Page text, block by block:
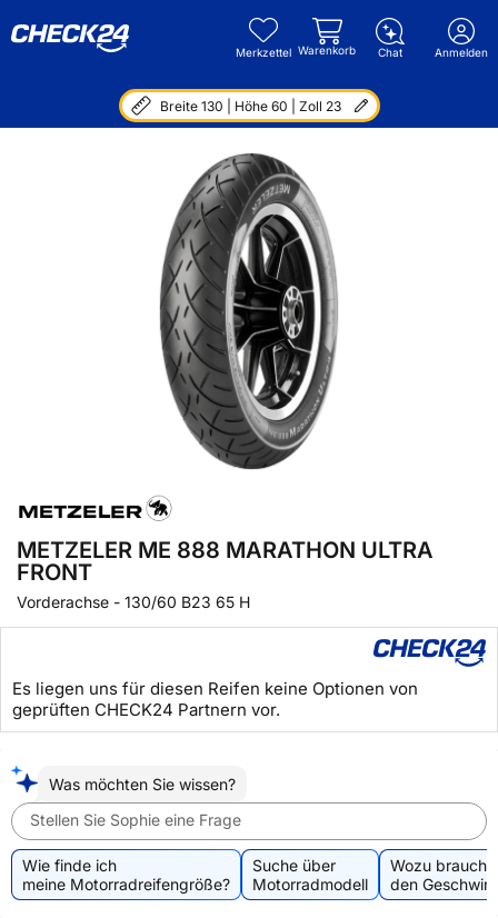
Merkzettel Warenkorb Chat Anmelden
Breite 130 | Höhe 60 | Zoll 23
METZELER ME 888 MARATHON ULTRA
FRONT
Vorderachse - 130/60 B23 65 H
Es liegen uns für diesen Reifen keine Optionen von
geprüften CHECK24 Partnern vor.
Was möchten Sie wissen?
Stellen Sie Sophie eine Frage
Wie finde ich
meine Motorradreifengröße?
Suche über
Motorradmodell
Wozu
den